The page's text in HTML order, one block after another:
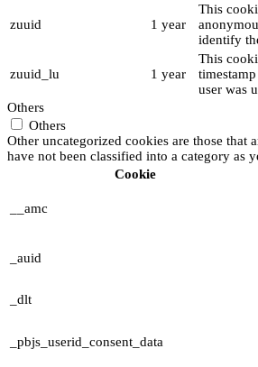
zuuid 1 year
This
identify
zuuid_lu 1 year
This
user was
Others
Others
Other uncategorized cookies are those that
have not been classified into a category as
Cookie
__amc
_auid
_dlt
_pbjs_userid_consent_data